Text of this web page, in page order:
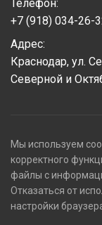
Телефон:
+7 (918) 034-26-
Адрес:
Краснодар, ул.
Северной и
Мы используем
корректного
файлы с
Отказаться от
настройки